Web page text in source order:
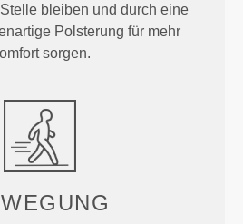
bleiben und durch eine
Polsterung für mehr
sorgen.